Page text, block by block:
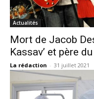
Actualités
Mort de Jacob
Kassav’ et père
La rédaction - 31 juillet 2021